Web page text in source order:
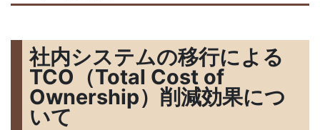
社内システムの移行による
TCO（Total Cost of
Ownership）削減効果につ
いて